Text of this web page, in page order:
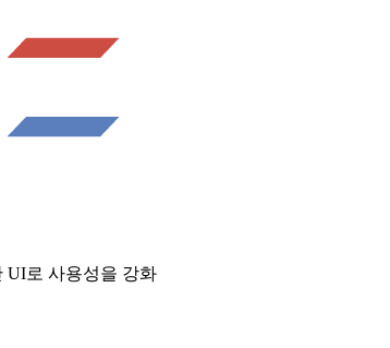
UI로 사용성을 강화